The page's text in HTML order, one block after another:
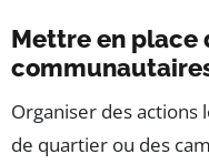
Mettre en place
Organiser des actions
de quartier ou des